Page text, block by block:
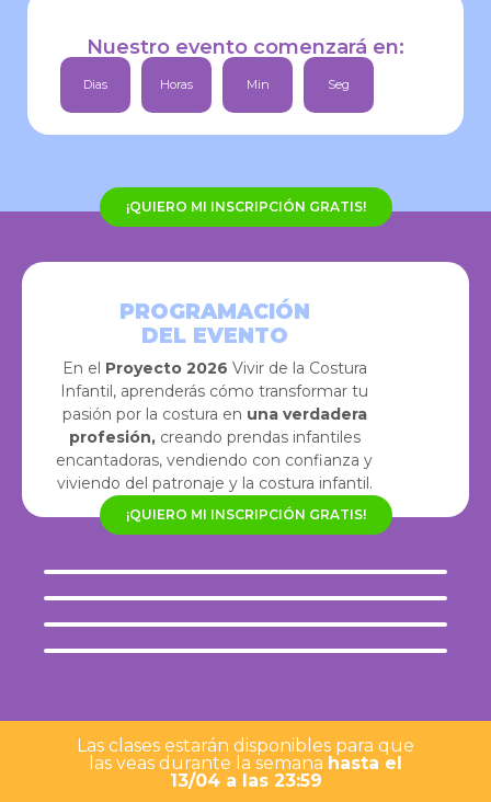
Nuestro evento comenzará en:
Dias Horas Min Seg
¡QUIERO MI INSCRIPCIÓN GRATIS!
PROGRAMACIÓN
DEL EVENTO
En el Proyecto 2026 Vivir de la Costura
Infantil, aprenderás cómo transformar tu
pasión por la costura en una verdadera
profesión,creando prendas infantiles
encantadoras, vendiendo con confianza y
viviendo del patronaje y la costura infantil.
¡QUIERO MI INSCRIPCIÓN GRATIS!
Las clases estarán disponibles para que
las veas durante la semana hasta el
13/04 a las 23:59